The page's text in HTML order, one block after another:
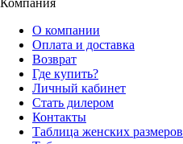
Компания
О компании
Оплата и доставка
Возврат
Где купить?
Личный кабинет
Стать дилером
Контакты
Таблица женских размеров